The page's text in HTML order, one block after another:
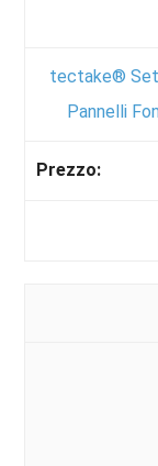
tectake® Set
Pannelli